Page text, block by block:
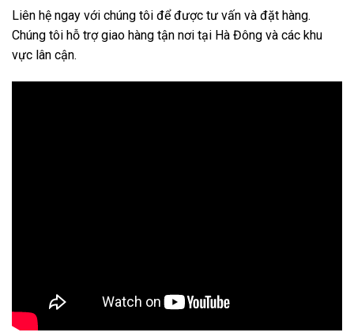
Liên hệ ngay với chúng tôi để được tư vấn và đặt hàng.
Chúng tôi hỗ trợ giao hàng tận nơi tại Hà Đông và các khu
vực lân cận.